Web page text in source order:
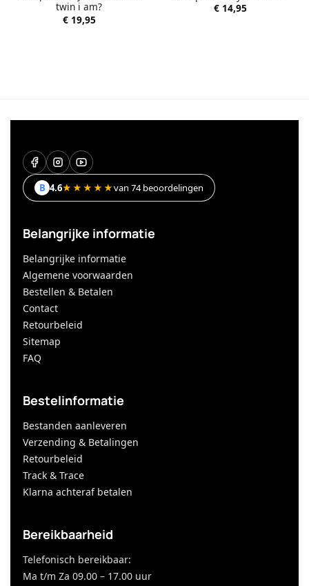
twin i am?
€19,95
€14,95
B 4.6★★★★★van 74 beoordelingen
Belangrijke informatie
Belangrijke informatie
Algemene voorwaarden
Bestellen & Betalen
Contact
Retourbeleid
Sitemap
FAQ
Bestelinformatie
Bestanden aanleveren
Verzending & Betalingen
Retourbeleid
Track & Trace
Klarna achteraf betalen
Bereikbaarheid
Telefonisch bereikbaar:
Ma t/m Za 09.00 – 17.00 uur